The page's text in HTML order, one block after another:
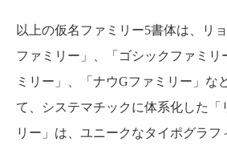
以上の仮名ファミリー5書体は、リ
ファミリー」、「ゴシックファミリ
ミリー」、「ナウGファミリー」な
て、システマチックに体系化した「
リー」は、ユニークなタイポグラフ